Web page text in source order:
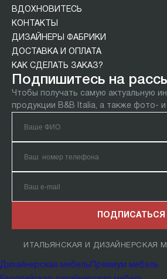
ВДОХНОВИТЕСЬ
КОНТАКТЫ
ДИЗАЙНЕРЫ ФАБРИКИ
ДОСТАВКА И ОПЛАТА
КАК СДЕЛАТЬ ЗАКАЗ?
Подпишитесь на
Чтобы получать самую актуальную
продукции B&B Italia, а также фото-
ПОДПИСАТЬСЯ
ИТАЛЬЯНСКАЯ И ДИЗАЙНЕРСКАЯ
Дизайнерская мебель Премиум мебель